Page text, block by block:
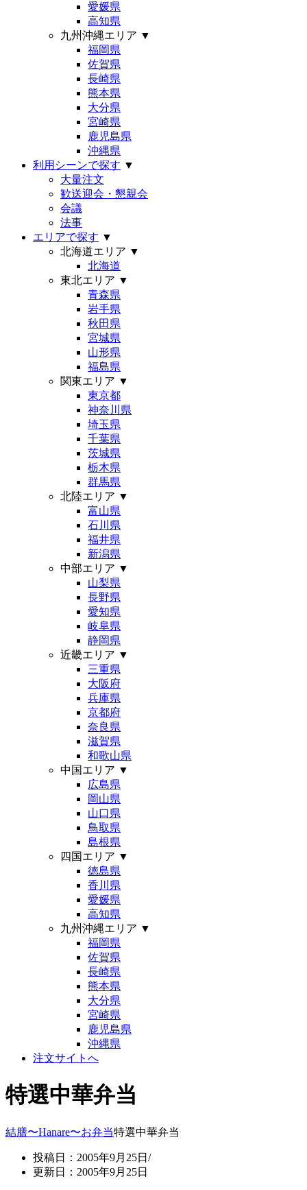
愛媛県
高知県
九州沖縄エリア ▼
福岡県
佐賀県
長崎県
熊本県
大分県
宮崎県
鹿児島県
沖縄県
利用シーンで探す ▼
大量注文
歓送迎会・懇親会
会議
法事
エリアで探す ▼
北海道エリア ▼
北海道
東北エリア ▼
青森県
岩手県
秋田県
宮城県
山形県
福島県
関東エリア ▼
東京都
神奈川県
埼玉県
千葉県
茨城県
栃木県
群馬県
北陸エリア ▼
富山県
石川県
福井県
新潟県
中部エリア ▼
山梨県
長野県
愛知県
岐阜県
静岡県
近畿エリア ▼
三重県
大阪府
兵庫県
京都府
奈良県
滋賀県
和歌山県
中国エリア ▼
広島県
岡山県
山口県
鳥取県
島根県
四国エリア ▼
徳島県
香川県
愛媛県
高知県
九州沖縄エリア ▼
福岡県
佐賀県
長崎県
熊本県
大分県
宮崎県
鹿児島県
沖縄県
注文サイトへ
特選中華弁当
結膳〜Hanare〜お弁当特選中華弁当
投稿日：2005年9月25日/
更新日：2005年9月25日